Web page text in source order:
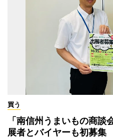
買う
「南信州うまいもの商
展者とバイヤーも初募集